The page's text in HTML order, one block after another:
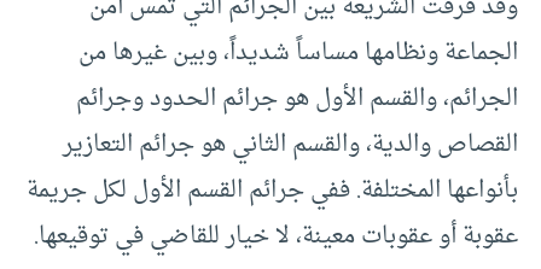
الجماعة ونظامها مساساً شديداً، وبين غيرها من
الجرائم، والقسم الأول هو جرائم الحدود وجرائم
القصاص والدية، والقسم الثاني هو جرائم التعازير
بأنواعها المختلفة. ففي جرائم القسم الأول لكل جريمة
عقوبة أو عقوبات معينة، لا خيار للقاضي في توقيعها.